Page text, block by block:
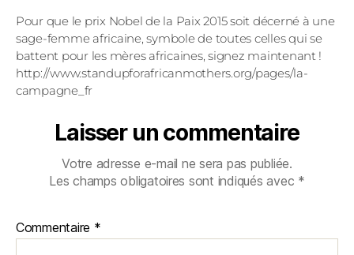
Pour que le prix Nobel de la Paix 2015 soit décerné à une
sage-femme africaine, symbole de toutes celles qui se
battent pour les mères africaines, signez maintenant !
http://www.standupforafricanmothers.org/pages/la-
campagne_fr
Laisser un commentaire
Votre adresse e-mail ne sera pas publiée.
Les champs obligatoires sont indiqués avec *
Commentaire *